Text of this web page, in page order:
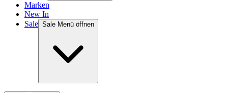
Marken
New In
Sale Sale Menü öffnen